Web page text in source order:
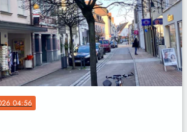
04:56